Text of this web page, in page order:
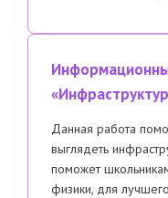
Данная работа
выглядеть
поможет
физики, для